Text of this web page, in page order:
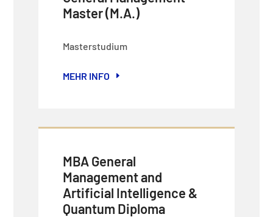
Master (M.A.)
Masterstudium
MEHR INFO
MBA General
Management and
Artificial Intelligence &
Quantum Diploma